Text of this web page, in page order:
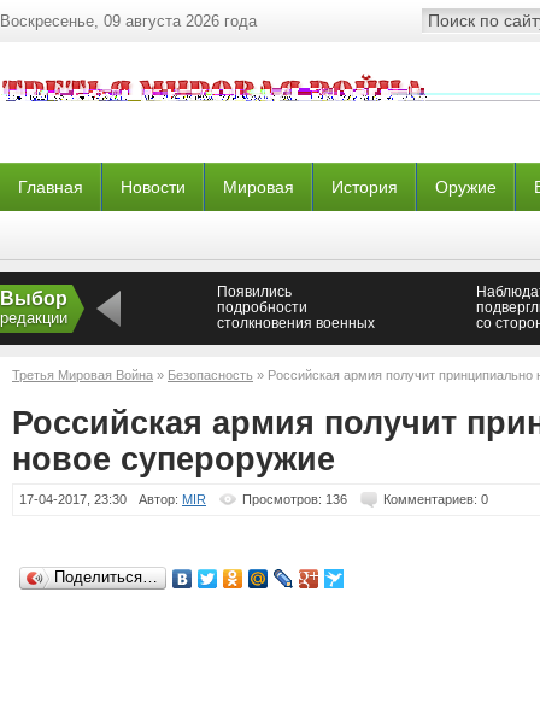
Воскресенье, 09 августа 2026 года
Главная Новости Мировая История Оружие
Выбор
редакции
Появились
подробности
столкновения военных
со
Третья Мировая Война » Безопасность » Российская армия получит принципиально
Российская армия получит
новое супероружие
17-04-2017, 23:30 Автор: MIR Просмотров: 136 Комментариев: 0
Поделиться…